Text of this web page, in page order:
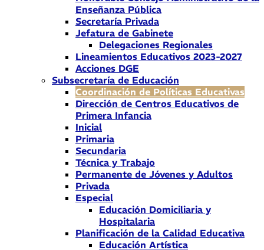
Enseñanza Pública
Secretaría Privada
Jefatura de Gabinete
Delegaciones Regionales
Lineamientos Educativos 2023-2027
Acciones DGE
Subsecretaría de Educación
Coordinación de Políticas Educativas
Dirección de Centros Educativos de
Primera Infancia
Inicial
Primaria
Secundaria
Técnica y Trabajo
Permanente de Jóvenes y Adultos
Privada
Especial
Educación Domiciliaria y
Hospitalaria
Planificación de la Calidad Educativa
Educación Artística